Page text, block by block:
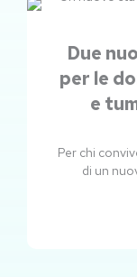
Due
per le
e
Per chi
di un